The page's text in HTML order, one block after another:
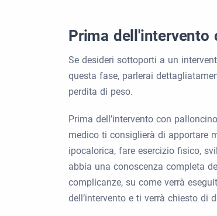
Prima dell'intervento
Se desideri sottoporti a un
questa fase, parlerai
perdita di peso.
Prima dell’intervento con
medico ti consiglierà di apportare
ipocalorica, fare esercizio fisico,
abbia una conoscenza completa
complicanze, su come verrà
dell’intervento e ti verrà chiesto di